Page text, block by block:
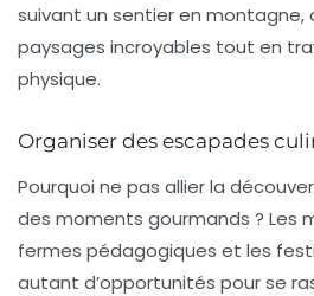
suivant un sentier en montagne,
paysages incroyables tout en
physique.
Organiser des escapades
Pourquoi ne pas allier la
des moments gourmands ? Les
fermes pédagogiques et les
autant d’opportunités pour se